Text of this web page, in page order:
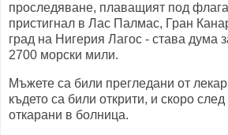
проследяване, плаващият под
пристигнал в Лас Палмас, Гран
град на Нигерия Лагос - става дума
2700 морски мили.
Мъжете са били прегледани от
където са били открити, и скоро
откарани в болница.